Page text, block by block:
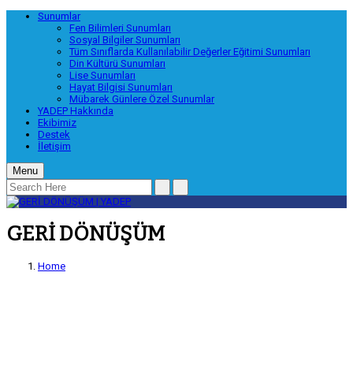
Sunumlar
Fen Bilimleri Sunumları
Sosyal Bilgiler Sunumları
Tüm Sınıflarda Kullanılabilir Değerler Eğitimi Sunumları
Din Kültürü Sunumları
Lise Sunumları
Hayat Bilgisi Sunumları
Mübarek Günlere Özel Sunumlar
YADEP Hakkında
Ekibimiz
Destek
İletişim
Menu
GERİ DÖNÜŞÜM
Home